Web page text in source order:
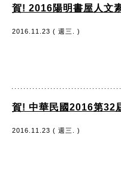
賀! 2016陽明書屋人文
2016.11.23 ( 週三. )
賀! 中華民國2016第32
2016.11.23 ( 週三. )